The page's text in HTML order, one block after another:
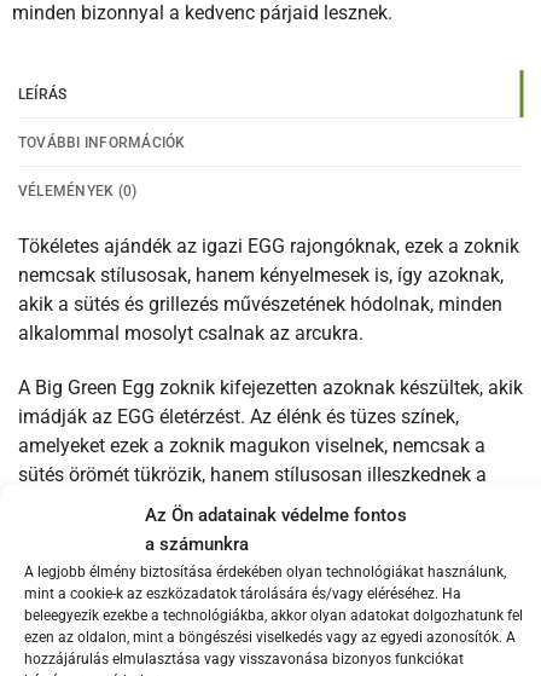
Az Ön adatainak védelme fontos
a számunkra
A legjobb élmény biztosítása érdekében olyan technológiákat használunk,
mint a cookie-k az eszközadatok tárolására és/vagy eléréséhez. Ha
beleegyezik ezekbe a technológiákba, akkor olyan adatokat dolgozhatunk fel
ezen az oldalon, mint a böngészési viselkedés vagy az egyedi azonosítók. A
hozzájárulás elmulasztása vagy visszavonása bizonyos funkciókat
minden bizonnyal a kedvenc párjaid lesznek.
LEÍRÁS
TOVÁBBI INFORMÁCIÓK
VÉLEMÉNYEK (0)
Tökéletes ajándék az igazi EGG rajongóknak, ezek a zoknik
nemcsak stílusosak, hanem kényelmesek is, így azoknak,
akik a sütés és grillezés művészetének hódolnak, minden
alkalommal mosolyt csalnak az arcukra.
A Big Green Egg zoknik kifejezetten azoknak készültek, akik
imádják az EGG életérzést. Az élénk és tüzes színek,
amelyeket ezek a zoknik magukon viselnek, nemcsak a
sütés örömét tükrözik, hanem stílusosan illeszkednek a
mindennapi viselethez is. Válassz a sportcipőkhöz vagy a
formálisabb cipőkhöz valószínűleg meg kell tartanod
magadnak ezeket a tüzes zoknikat.
Az anyag, amiből a Big Green Egg zoknik készültek, 80%
pamut, 17% nylon és 3% spandex keveréke, így garantáltan